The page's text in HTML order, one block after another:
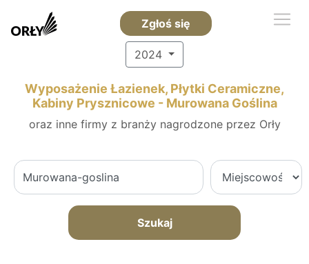
Zgłoś się
2024
Wyposażenie Łazienek, Płytki Ceramiczne,
Kabiny Prysznicowe - Murowana Goślina
oraz inne firmy z branży nagrodzone przez Orły
Szukaj